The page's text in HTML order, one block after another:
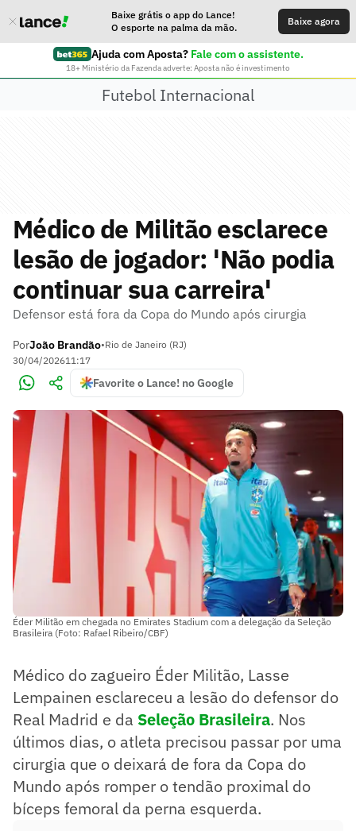
Baixe grátis o app do Lance!
O esporte na palma da mão.
Baixe agora
Ajuda com Aposta? Fale com o assistente.
18+ Ministério da Fazenda adverte: Aposta não é investimento
Futebol Internacional
Médico de Militão esclarece
lesão de jogador: 'Não podia
continuar sua carreira'
Defensor está fora da Copa do Mundo após cirurgia
PorJoão Brandão•Rio de Janeiro (RJ)
30/04/202611:17
Favorite o Lance! no Google
Éder Militão em chegada no Emirates Stadium com a delegação da Seleção
Brasileira (Foto: Rafael Ribeiro/CBF)
Médico do zagueiro Éder Militão, Lasse
Lempainen esclareceu a lesão do defensor do
Real Madrid e da Seleção Brasileira. Nos
últimos dias, o atleta precisou passar por uma
cirurgia que o deixará de fora da Copa do
Mundo após romper o tendão proximal do
bíceps femoral da perna esquerda.